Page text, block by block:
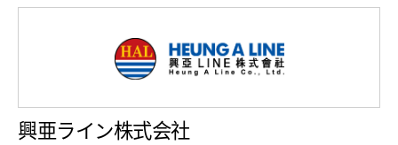
興亜ライン株式会社